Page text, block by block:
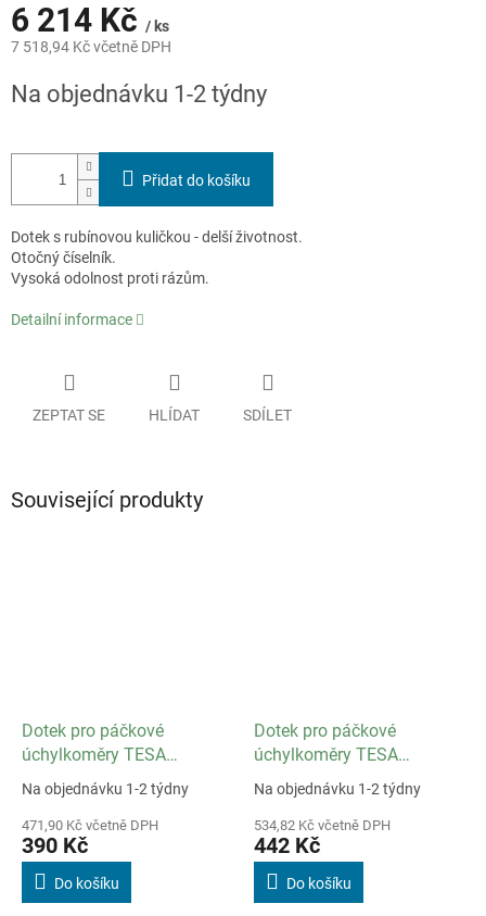
6 214 Kč / ks
7 518,94 Kč včetně DPH
cena:
Na objednávku 1-2 týdny
Přidat do košíku
Dotek s rubínovou kuličkou - delší životnost.
Otočný číselník.
Vysoká odolnost proti rázům.
Detailní informace
ZEPTAT SE HLÍDAT SDÍLET
Související produkty
Dotek pro páčkové
úchylkoměry TESA
tvrdokov / délka 12,53 mm
/ průměr kuličky 1 mm
Na objednávku 1-2 týdny
471,90 Kč včetně DPH
390 Kč
Do košíku
Dotek pro páčkové
úchylkoměry TESA
tvrdokov / délka 12,53 mm
/ průměr kuličky 2 mm
Na objednávku 1-2 týdny
534,82 Kč včetně DPH
442 Kč
Do košíku